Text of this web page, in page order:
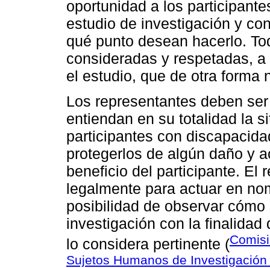
oportunidad a los
estudio de investigación y
qué punto desean hacerlo.
consideradas y respetadas,
el estudio, que de otra forma
Los representantes deben
entiendan en su totalidad la
participantes con
protegerlos de algún daño y
beneficio del participante. El
legalmente para actuar en
posibilidad de observar
investigación con la finalidad
lo considera pertinente (
Sujetos Humanos de